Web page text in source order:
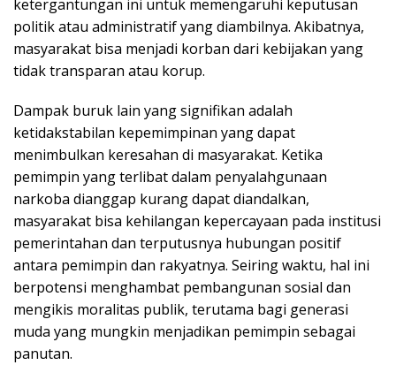
ketergantungan ini untuk memengaruhi keputusan
politik atau administratif yang diambilnya. Akibatnya,
masyarakat bisa menjadi korban dari kebijakan yang
tidak transparan atau korup.
Dampak buruk lain yang signifikan adalah
ketidakstabilan kepemimpinan yang dapat
menimbulkan keresahan di masyarakat. Ketika
pemimpin yang terlibat dalam penyalahgunaan
narkoba dianggap kurang dapat diandalkan,
masyarakat bisa kehilangan kepercayaan pada institusi
pemerintahan dan terputusnya hubungan positif
antara pemimpin dan rakyatnya. Seiring waktu, hal ini
berpotensi menghambat pembangunan sosial dan
mengikis moralitas publik, terutama bagi generasi
muda yang mungkin menjadikan pemimpin sebagai
panutan.